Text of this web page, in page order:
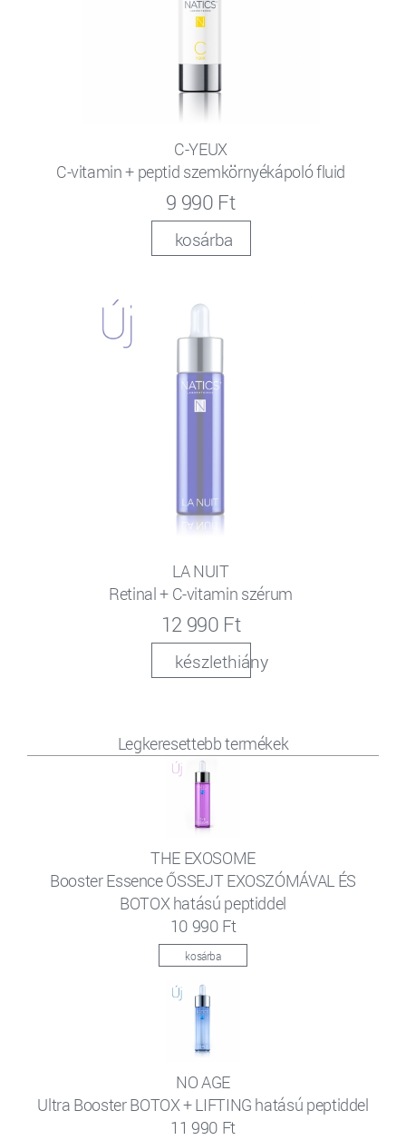
C-YEUX
C-vitamin + peptid szemkörnyékápoló fluid
9 990 Ft
kosárba
LA NUIT
Retinal + C-vitamin szérum
12 990 Ft
készlethiány
Legkeresettebb termékek
THE EXOSOME
Booster Essence ŐSSEJT EXOSZÓMÁVAL ÉS
BOTOX hatású peptiddel
10 990 Ft
kosárba
NO AGE
Ultra Booster BOTOX + LIFTING hatású peptiddel
11 990 Ft